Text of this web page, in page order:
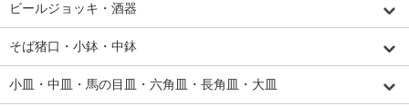
ビールジョッキ・酒器
そば猪口・小鉢・中鉢
小皿・中皿・馬の目皿・六角皿・長角皿・大皿